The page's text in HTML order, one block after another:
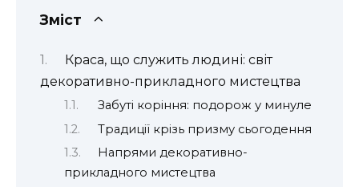
Зміст
Краса, що служить людині: світ
декоративно-прикладного мистецтва
Забуті коріння: подорож у минуле
Традиції крізь призму сьогодення
Напрями декоративно-
прикладного мистецтва